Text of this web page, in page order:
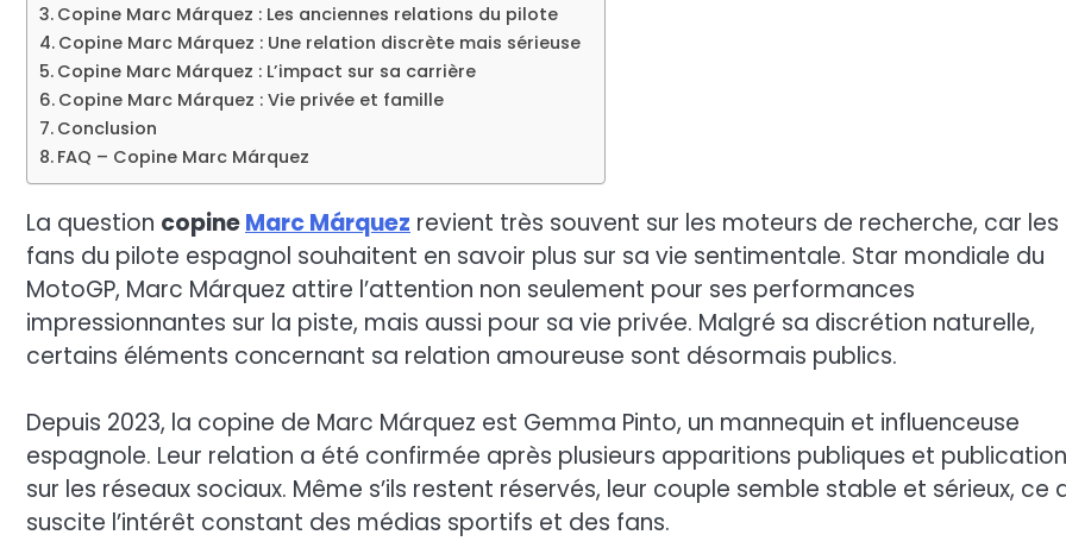
Copine Marc Márquez : Les anciennes relations du pilote
Copine Marc Márquez : Une relation discrète mais sérieuse
Copine Marc Márquez : L’impact sur sa carrière
Copine Marc Márquez : Vie privée et famille
Conclusion
FAQ – Copine Marc Márquez
La question copineMarc Márquez revient très souvent sur les moteurs de recherche, car les
fans du pilote espagnol souhaitent en savoir plus sur sa vie sentimentale. Star mondiale du
MotoGP, Marc Márquez attire l’attention non seulement pour ses performances
impressionnantes sur la piste, mais aussi pour sa vie privée. Malgré sa discrétion naturelle,
certains éléments concernant sa relation amoureuse sont désormais publics.
Depuis 2023, la copine de Marc Márquez est Gemma Pinto, un mannequin et influenceuse
espagnole. Leur relation a été confirmée après plusieurs apparitions publiques et
sur les réseaux sociaux. Même s’ils restent réservés, leur couple semble stable et sérieux, ce
suscite l’intérêt constant des médias sportifs et des fans.